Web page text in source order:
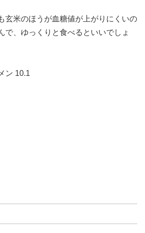
玄米のほうが血糖値が上がりにくいの
で、ゆっくりと食べるといいでしょ
ン 10.1